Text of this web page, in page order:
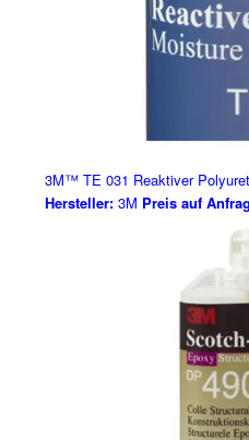
3M™ TE 031 Reaktiver
Hersteller:3M Preis auf